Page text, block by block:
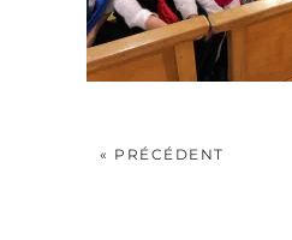
« PRÉCÉDENT